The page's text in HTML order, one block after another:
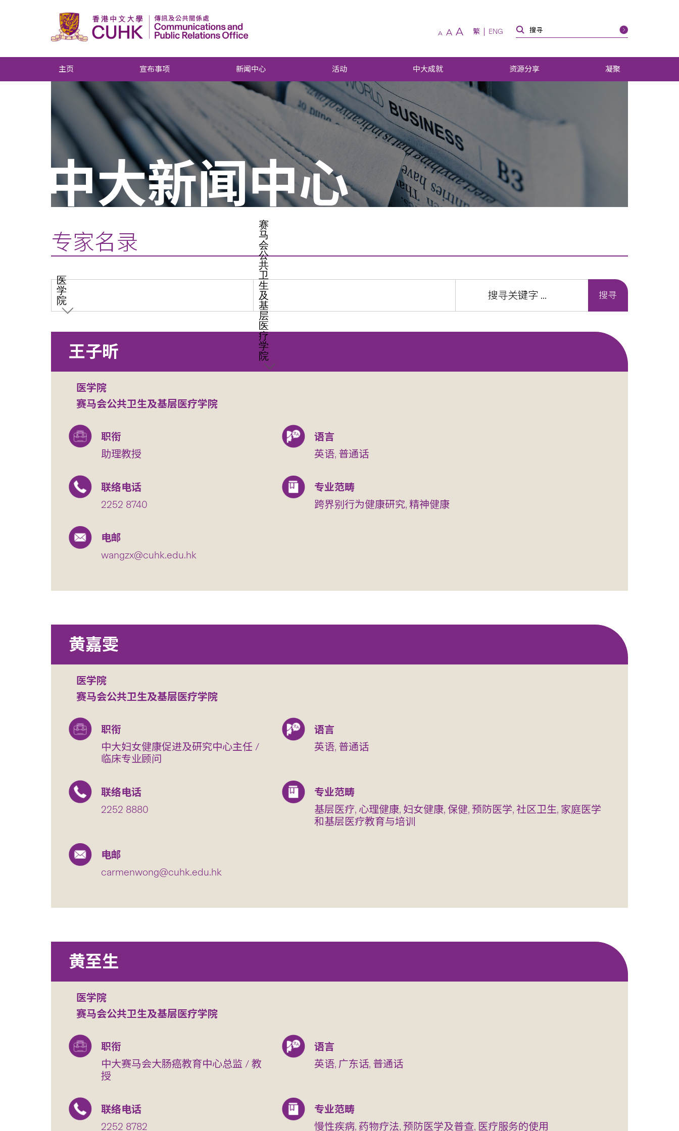
A A A 繁 ENG
主页 宣布事项 新闻中心 活动 中大成就 资源分享 凝聚
中大新闻中心
专家名录
医
学
院
赛
马
会
公
共
卫
生
及
基
层
医
疗
学
院
王子昕
医学院
赛马会公共卫生及基层医疗学院
职衔
助理教授
联络电话
2252 8740
电邮
wangzx@cuhk.edu.hk
语言
英语, 普通话
专业范畴
跨界别行为健康研究, 精神健康
黄嘉雯
医学院
赛马会公共卫生及基层医疗学院
职衔
中大妇女健康促进及研究中心主任 /
临床专业顾问
联络电话
2252 8880
电邮
carmenwong@cuhk.edu.hk
语言
英语, 普通话
专业范畴
基层医疗, 心理健康, 妇女健康, 保健, 预防医学, 社区卫生, 家庭医学
和基层医疗教育与培训
黄至生
医学院
赛马会公共卫生及基层医疗学院
职衔
中大赛马会大肠癌教育中心总监 / 教
授
联络电话
2252 8782
语言
英语, 广东话, 普通话
专业范畴
慢性疾病, 药物疗法, 预防医学及普查, 医疗服务的使用